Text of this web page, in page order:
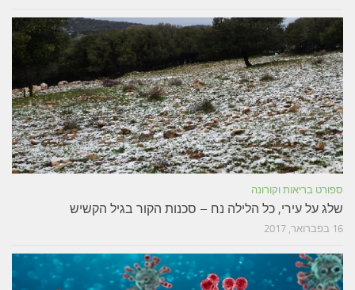
ספורט בריאות וקורונה
שלג על עירי, כל הלילה נח – סכנות הקור בגיל הקשיש
16 בפברואר, 2017